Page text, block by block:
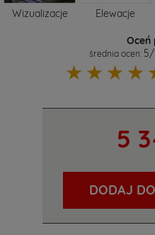
Wizualizacje Elewacje
średnia ocen: 5/
☆
☆
☆
☆
5
DODAJ